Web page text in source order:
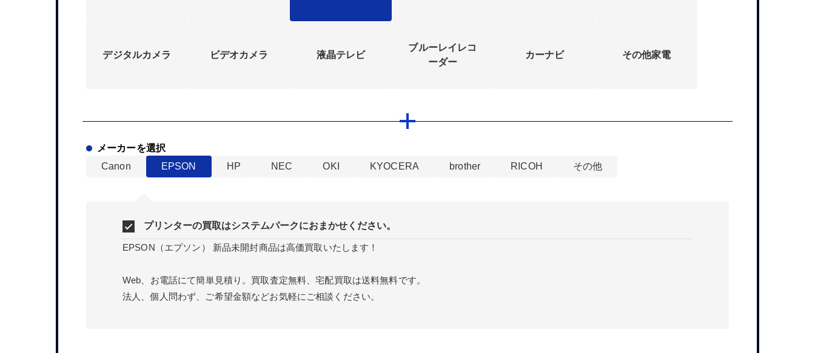
デジタルカメラ ビデオカメラ 液晶テレビ
ブルーレイレコ
ーダー
カーナビ その他家電
メーカーを選択
Canon
EPSON HP NEC OKI KYOCERA brother RICOH その他
プリンターの買取はシステムパークにおまかせください。
EPSON（エプソン） 新品未開封商品は高価買取いたします！
Web、お電話にて簡単見積り。買取査定無料、宅配買取は送料無料です。
法人、個人問わず、ご希望金額などお気軽にご相談ください。